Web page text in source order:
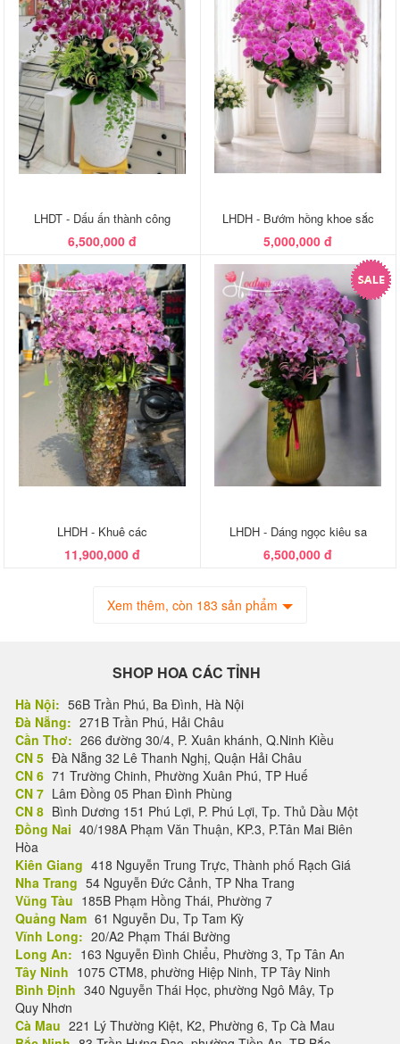
LHDT - Dấu ấn thành công
6,500,000 đ
LHDH - Bướm hồng khoe sắc
5,000,000 đ
LHDH - Khuê các
11,900,000 đ
LHDH - Dáng ngọc kiêu sa
6,500,000 đ
Xem thêm, còn 183 sản phẩm
SHOP HOA CÁC TỈNH
Hà Nội: 56B Trần Phú, Ba Đình, Hà Nội
Đà Nẵng: 271B Trần Phú, Hải Châu
Cần Thơ: 266 đường 30/4, P. Xuân khánh, Q.Ninh Kiều
CN 5 Đà Nẵng 32 Lê Thanh Nghị, Quận Hải Châu
CN 6 71 Trường Chinh, Phường Xuân Phú, TP Huế
CN 7 Lâm Đồng 05 Phan Đình Phùng
CN 8 Bình Dương 151 Phú Lợi, P. Phú Lợi, Tp. Thủ Dầu Một
Đồng Nai 40/198A Phạm Văn Thuận, KP.3, P.Tân Mai Biên
Hòa
Kiên Giang 418 Nguyễn Trung Trực, Thành phố Rạch Giá
Nha Trang 54 Nguyễn Đức Cảnh, TP Nha Trang
Vũng Tàu 185B Phạm Hồng Thái, Phường 7
Quảng Nam 61 Nguyễn Du, Tp Tam Kỳ
Vĩnh Long: 20/A2 Phạm Thái Bường
Long An: 163 Nguyễn Đình Chiểu, Phường 3, Tp Tân An
Tây Ninh 1075 CTM8, phường Hiệp Ninh, TP Tây Ninh
Bình Định 340 Nguyễn Thái Học, phường Ngô Mây, Tp
Quy Nhơn
Cà Mau 221 Lý Thường Kiệt, K2, Phường 6, Tp Cà Mau